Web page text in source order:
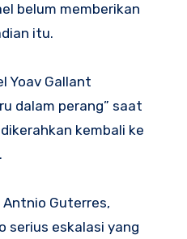
belum memberikan
itu.
Yoav Gallant
dalam perang” saat
kembali ke
Guterres,
serius eskalasi yang